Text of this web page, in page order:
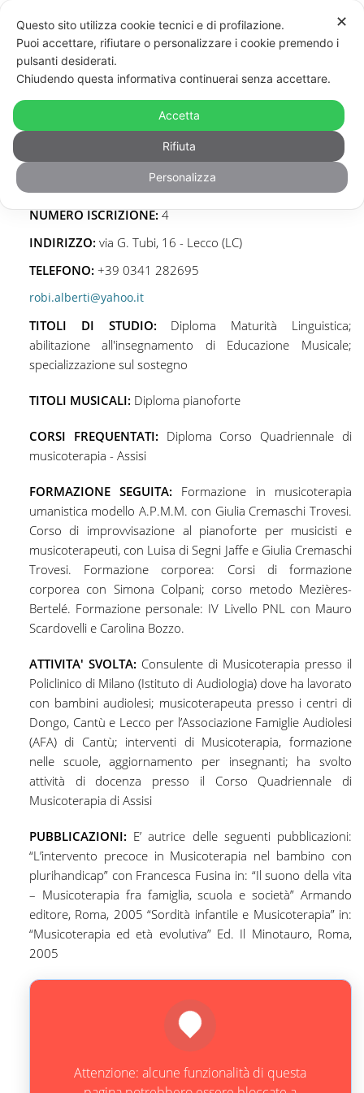
RobertaAlberti
Musicoterapeuta certificata, socio fondatore
NUMERO ISCRIZIONE:4
INDIRIZZO: via G. Tubi, 16 - Lecco (LC)
TELEFONO: +39 0341 282695
robi.alberti@yahoo.it
TITOLI DI STUDIO: Diploma Maturità Linguistica;
abilitazione all'insegnamento di Educazione Musicale;
specializzazione sul sostegno
TITOLI MUSICALI: Diploma pianoforte
CORSI FREQUENTATI: Diploma Corso Quadriennale di
musicoterapia - Assisi
FORMAZIONE SEGUITA: Formazione in musicoterapia
umanistica modello A.P.M.M. con Giulia Cremaschi Trovesi.
Corso di improvvisazione al pianoforte per musicisti e
musicoterapeuti, con Luisa di Segni Jaffe e Giulia Cremaschi
Trovesi. Formazione corporea: Corsi di formazione
corporea con Simona Colpani; corso metodo Mezières-
Bertelé. Formazione personale: IV Livello PNL con Mauro
Scardovelli e Carolina Bozzo.
ATTIVITA' SVOLTA: Consulente di Musicoterapia presso il
Policlinico di Milano (Istituto di Audiologia) dove ha lavorato
con bambini audiolesi; musicoterapeuta presso i centri di
Dongo, Cantù e Lecco per l’Associazione Famiglie Audiolesi
(AFA) di Cantù; interventi di Musicoterapia, formazione
nelle scuole, aggiornamento per insegnanti; ha svolto
attività di docenza presso il Corso Quadriennale di
Musicoterapia di Assisi
PUBBLICAZIONI: E’ autrice delle seguenti pubblicazioni:
“L’intervento precoce in Musicoterapia nel bambino con
plurihandicap” con Francesca Fusina in: “Il suono della vita
– Musicoterapia fra famiglia, scuola e società” Armando
editore, Roma, 2005 “Sordità infantile e Musicoterapia” in:
“Musicoterapia ed età evolutiva” Ed. Il Minotauro, Roma,
2005
Attenzione: alcune funzionalità di questa
✕
Questo sito utilizza cookie tecnici e di profilazione.
Puoi accettare, rifiutare o personalizzare i cookie premendo i
pulsanti desiderati.
Chiudendo questa informativa continuerai senza accettare.
Accetta
Rifiuta
Personalizza